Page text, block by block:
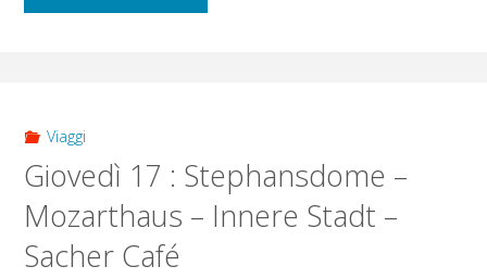
Rathaus
–
Mercatino
Viaggi
Giovedì 17 : Stephansdome –
Mozarthaus – Innere Stadt –
Sacher Café